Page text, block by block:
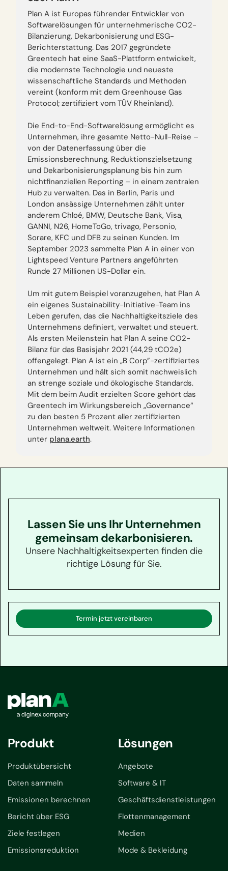
Plan A ist Europas führender Entwickler von
Softwarelösungen für unternehmerische CO2-
Bilanzierung, Dekarbonisierung und ESG-
Berichterstattung. Das 2017 gegründete
Greentech hat eine SaaS-Plattform entwickelt,
die modernste Technologie und neueste
wissenschaftliche Standards und Methoden
vereint (konform mit dem Greenhouse Gas
Protocol; zertifiziert vom TÜV Rheinland).
Die End-to-End-Softwarelösung ermöglicht es
Unternehmen, ihre gesamte Netto-Null-Reise –
von der Datenerfassung über die
Emissionsberechnung, Reduktionszielsetzung
und Dekarbonisierungsplanung bis hin zum
nichtfinanziellen Reporting – in einem zentralen
Hub zu verwalten. Das in Berlin, Paris und
London ansässige Unternehmen zählt unter
anderem Chloé, BMW, Deutsche Bank, Visa,
GANNI, N26, HomeToGo, trivago, Personio,
Sorare, KFC und DFB zu seinen Kunden. Im
September 2023 sammelte Plan A in einer von
Lightspeed Venture Partners angeführten
Runde 27 Millionen US-Dollar ein.‍
Um mit gutem Beispiel voranzugehen, hat Plan A
ein eigenes Sustainability-Initiative-Team ins
Leben gerufen, das die Nachhaltigkeitsziele des
Unternehmens definiert, verwaltet und steuert.
Als ersten Meilenstein hat Plan A seine CO2-
Bilanz für das Basisjahr 2021 (44,29 tCO2e)
offengelegt. Plan A ist ein „B Corp”-zertifiziertes
Unternehmen und hält sich somit nachweislich
an strenge soziale und ökologische Standards.
Mit dem beim Audit erzielten Score gehört das
Greentech im Wirkungsbereich „Governance“
zu den besten 5 Prozent aller zertifizierten
Unternehmen weltweit. Weitere Informationen
unter plana.earth.
Lassen Sie uns Ihr Unternehmen
gemeinsam dekarbonisieren.
Unsere Nachhaltigkeitsexperten finden die
richtige Lösung für Sie.
Termin jetzt vereinbaren
Produkt
Produktübersicht
Daten sammeln
Emissionen berechnen
Bericht über ESG
Ziele festlegen
Emissionsreduktion
Lösungen
Angebote
Software & IT
Geschäftsdienstleistungen
Flottenmanagement
Medien
Mode & Bekleidung